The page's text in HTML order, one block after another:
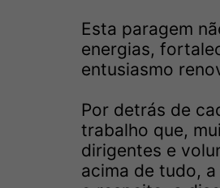
Esta paragem
energias,
entusiasmo
Por detrás de
trabalho que,
dirigentes e
acima de tudo,